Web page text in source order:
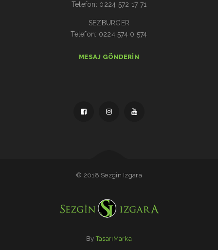
Telefon: 0224 572 17 71
SEZBURGER
Telefon: 0224 574 0 574
MESAJ GÖNDERIN
© 2018 Sezgin Izgara
ByTasarıMarka